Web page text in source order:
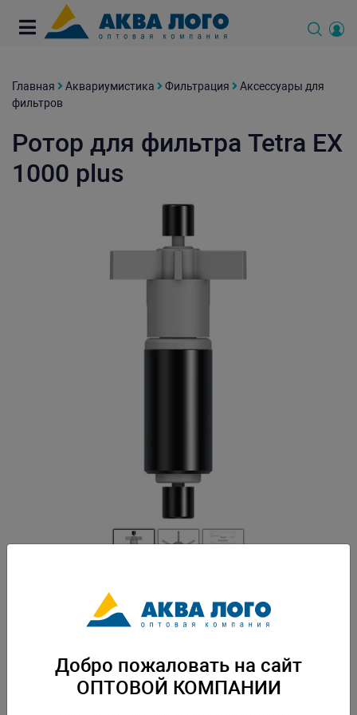
Главная Аквариумистика Фильтрация
Аксессуары для
фильтров
Ротор для фильтра Tetra EX
1000 plus
Скачать каталогДобро пожаловать на сайт
ОПТОВОЙ КОМПАНИИ